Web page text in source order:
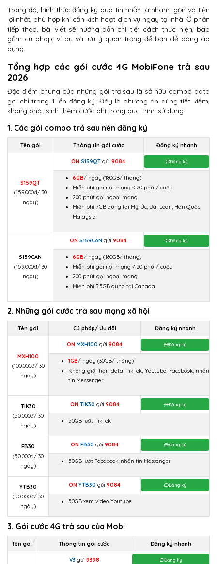
Trong đó, hình thức đăng ký qua tin nhắn là nhanh gọn và tiện
lợi nhất, phù hợp khi cần kích hoạt dịch vụ ngay tại nhà. Ở phần
tiếp theo, bài viết sẽ hướng dẫn chi tiết cách thực hiện, bao
gồm cú pháp, ví dụ và lưu ý quan trọng để bạn dễ dàng áp
dụng.
Tổng hợp các gói cước 4G MobiFone trả sau
2026
Đặc điểm chung của những gói trả sau là sở hữu combo data
gọi chỉ trong 1 lần đăng ký. Đây là phương án dùng tiết kiệm,
không phát sinh thêm cước phí trong quá trình sử dụng.
1. Các gói combo trả sau nên đăng ký
Tên gói Thông tin gói cước Đăng ký nhanh
S159QT
(159.000đ/ 30
ngày)
ON S159QT gửi 9084 Đăng ký
6GB/ ngày (180GB/ tháng)
Miễn phí gọi nội mạng < 20 phút/ cuộc
200 phút gọi ngoại mạng
Miễn phí 7GB dùng tại Mỹ, Úc, Đài Loan, Hàn Quốc,
Malaysia
S159CAN
(159.000đ/ 30
ngày)
ON S159CAN gửi 9084 Đăng ký
6GB/ ngày (180GB/ tháng)
Miễn phí gọi nội mạng < 20 phút/ cuộc
200 phút gọi ngoại mạng
Miễn phí 3.5GB dùng tại Canada
2. Những gói cước trả sau mạng xã hội
Tên gói Cú pháp/ Ưu đãi Đăng ký nhanh
MXH100
(100.000đ/ 30
ngày)
ON MXH100 gửi 9084 Đăng ký
1GB/ ngày (30GB/ tháng)
Không giới hạn data TikTok, Youtube, Facebook, nhắn
tin Messenger
TIK30
(50.000đ/ 30
ngày)
ON TIK30 gửi 9084 Đăng ký
50GB lướt TikTok
FB30
(50.000đ/ 30
ngày)
ON FB30 gửi 9084 Đăng ký
50GB lướt Facebook, nhắn tin Messenger
YTB30
(50.000đ/ 30
ngày)
ON YTB30 gửi 9084 Đăng ký
50GB xem video Youtube
3. Gói cước 4G trả sau của Mobi
Tên gói Thông tin gói cước Đăng ký nhanh
V3 gửi 9398 Đăng ký